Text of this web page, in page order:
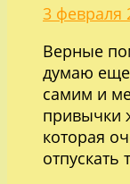
3 февраля
Верные
думаю еще
самим и
привычки
которая
отпускать